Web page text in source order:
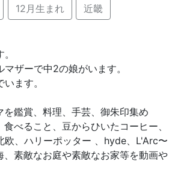
12月生まれ 近畿
ザーで中2の娘がいます。
ます。
鑑賞、料理、手芸、御朱印集め
べること、豆からひいたコーヒー、
欧、ハリーポッター 、hyde、L'Arc〜
素敵なお庭や素敵なお家等を動画や